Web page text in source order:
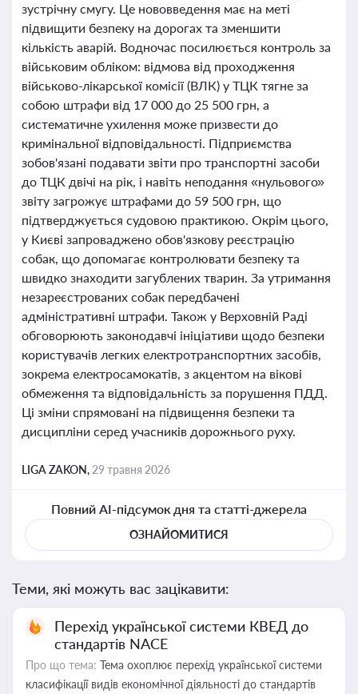
зустрічну смугу. Це нововведення має на меті
підвищити безпеку на дорогах та зменшити
кількість аварій. Водночас посилюється контроль за
військовим обліком: відмова від проходження
військово-лікарської комісії (ВЛК) у ТЦК тягне за
собою штрафи від 17 000 до 25 500 грн, а
систематичне ухилення може призвести до
кримінальної відповідальності. Підприємства
зобов'язані подавати звіти про транспортні засоби
до ТЦК двічі на рік, і навіть неподання «нульового»
звіту загрожує штрафами до 59 500 грн, що
підтверджується судовою практикою. Окрім цього,
у Києві запроваджено обов'язкову реєстрацію
собак, що допомагає контролювати безпеку та
швидко знаходити загублених тварин. За утримання
незареєстрованих собак передбачені
адміністративні штрафи. Також у Верховній Раді
обговорюють законодавчі ініціативи щодо безпеки
користувачів легких електротранспортних засобів,
зокрема електросамокатів, з акцентом на вікові
обмеження та відповідальність за порушення ПДД.
Ці зміни спрямовані на підвищення безпеки та
дисципліни серед учасників дорожнього руху.
LIGA ZAKON, 29 травня 2026
Повний AI-підсумок дня та статті-джерела
ОЗНАЙОМИТИСЯ
Теми, які можуть вас зацікавити:
Перехід української системи КВЕД до
стандартів NACE
Про що тема: Тема охоплює перехід української системи
класифікації видів економічної діяльності до стандартів